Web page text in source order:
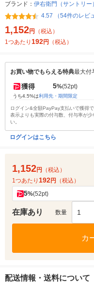
ブランド： 伊右衛門（サントリー）
4.57 （54件のレビ
1,152円
（税込）
1つあたり 192円 （税込）
お買い物でもらえる特典最大付
獲得 5%(52pt)
うち4.5%は利用先・期間限定
ログイン&全額PayPay支払いで獲得
表示よりも実際の付与数、付与率が
い。
ログインはこちら
1,152円
（税込）
1つあたり 192円 （税込）
5%(52pt)
在庫あり 数量 1
カ
配送情報・送料について